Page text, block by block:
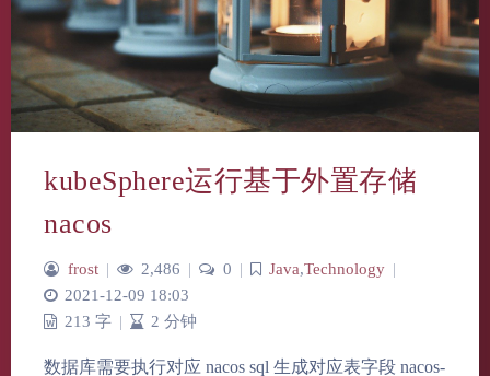
kubeSphere运行基于外置存储
nacos
frost | 2,486 | 0 | Java,Technology |
2021-12-09 18:03
213 字 | 2 分钟
数据库需要执行对应 nacos sql 生成对应表字段 nacos-